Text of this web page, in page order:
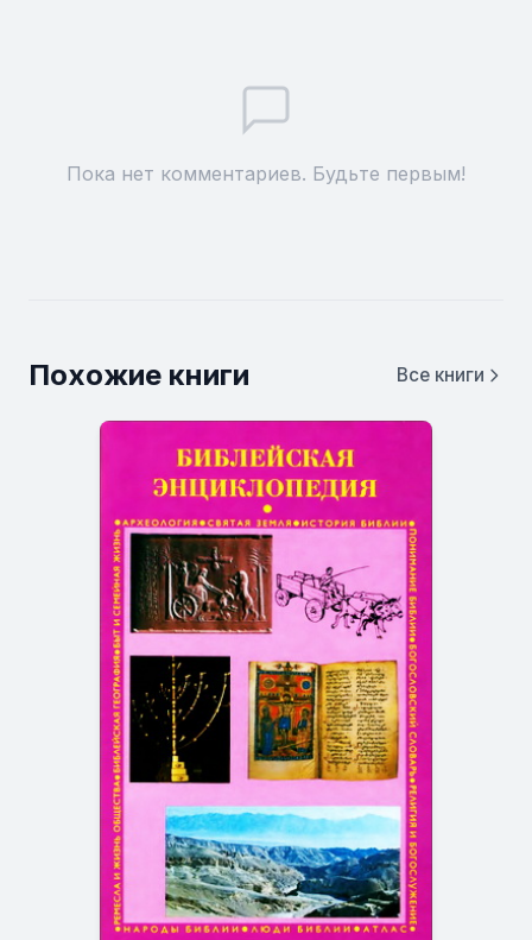
Пока нет комментариев. Будьте первым!
Похожие книги Все книги